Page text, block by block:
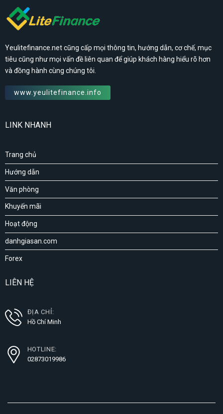
Yeulitefinance.net cũng cấp mọi thông tin, hướng dẫn, cơ chế, mục
tiêu cũng như mọi vấn đề liên quan để giúp khách hàng hiểu rõ hơn
và đồng hành cùng chúng tôi.
www.yeulitefinance.info
LINK NHANH
Trang chủ
Hướng dẫn
Văn phòng
Khuyến mãi
Hoạt động
danhgiasan.com
Forex
LIÊN HỆ
ĐỊA CHỈ:
Hồ Chí Minh
HOTLINE:
02873019986